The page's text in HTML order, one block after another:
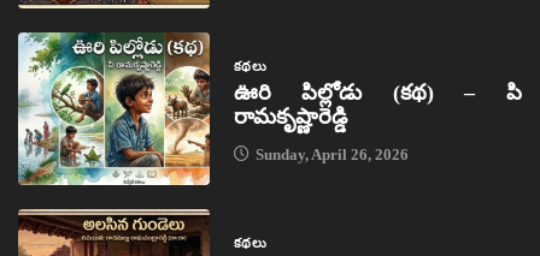
కథలు
ఊరి పిల్లోడు (కథ) – పి
రామకృష్ణారెడ్డి
Sunday, April 26, 2026
కథలు